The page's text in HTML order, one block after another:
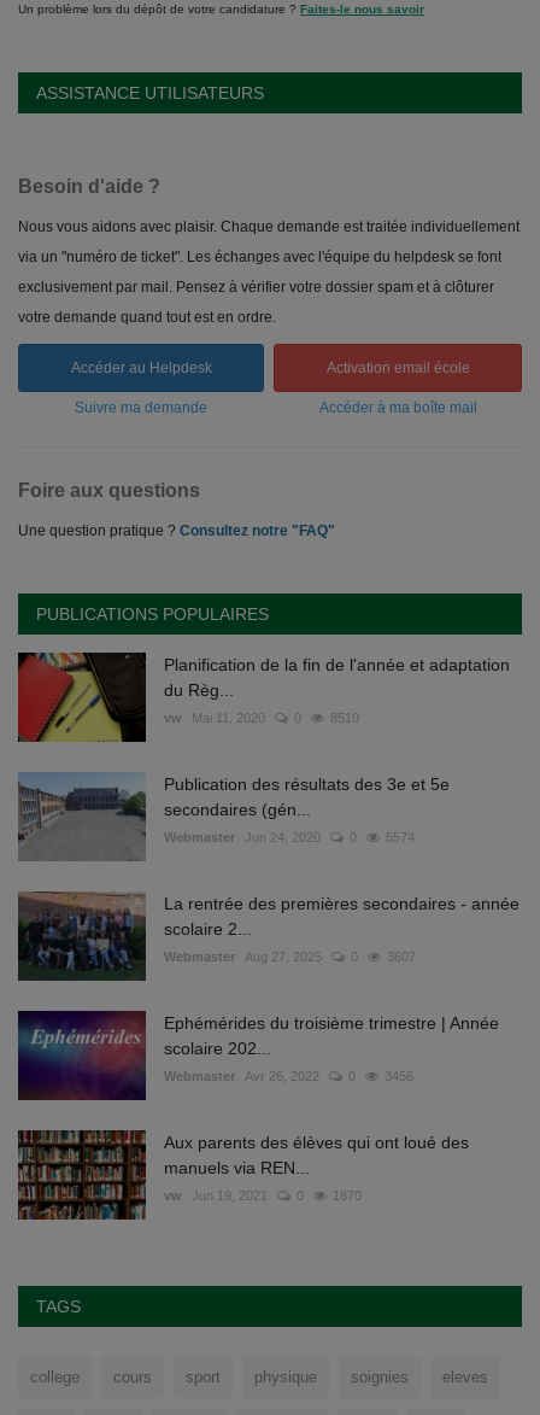
Un problème lors du dépôt de votre candidature ? Faites-le nous savoir
ASSISTANCE UTILISATEURS
Besoin d'aide ?
Nous vous aidons avec plaisir. Chaque demande est traitée individuellement
via un "numéro de ticket". Les échanges avec l'équipe du helpdesk se font
exclusivement par mail. Pensez à vérifier votre dossier spam et à clôturer
votre demande quand tout est en ordre.
Accéder au Helpdesk Activation email école
Suivre ma demande Accéder à ma boîte mail
Foire aux questions
Une question pratique ? Consultez notre "FAQ"
PUBLICATIONS POPULAIRES
Planification de la fin de l'année et adaptation
du Règ...
vw Mai 11, 2020 0 8510
Publication des résultats des 3e et 5e
secondaires (gén...
Webmaster Jun 24, 2020 0 5574
La rentrée des premières secondaires - année
scolaire 2...
Webmaster Aug 27, 2025 0 3607
Ephémérides du troisième trimestre | Année
scolaire 202...
Webmaster Avr 26, 2022 0 3456
Aux parents des élèves qui ont loué des
manuels via REN...
vw Jun 19, 2021 0 1870
TAGS
college cours sport physique soignies eleves